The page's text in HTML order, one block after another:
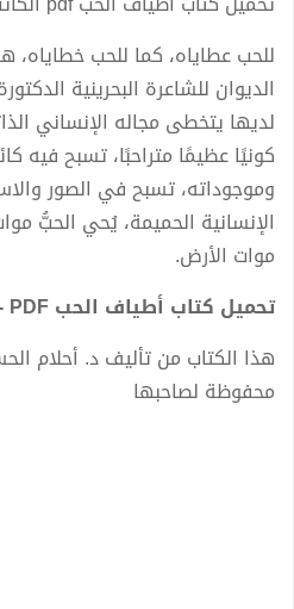
للحب عطاياه، كما للحب
الديوان للشاعرة البحرينية
لديها يتخطى مجاله الإنساني
كونيًا عظيمًا متراحبًا، تسبح فيه
وموجوداته، تسبح في الصور
الإنسانية الحميمة، يُحي الحبُّ
موات الأرض.
تحميل كتاب أطياف الحب PDF - د. أحلام الحسن
هذا الكتاب من تأليف د. أحلام
محفوظة لصاحبها